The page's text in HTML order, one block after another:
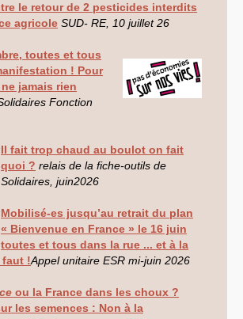
moyens
le retour de 2 pesticides interdits
agricole SUD- RE, 10 juillet 26
toutes et tous
! Pour
jamais rien
Fonction
Il fait trop chaud au boulot on fait
quoi ? relais de la fiche-outils de
Solidaires, juin2026
Mobilisé-es jusqu’au retrait du plan
« Bienvenue en France » le 16 juin
toutes et tous dans la rue ... et à la
faut !Appel unitaire ESR mi-juin 2026
ou la France dans les choux ?
les semences : Non à la